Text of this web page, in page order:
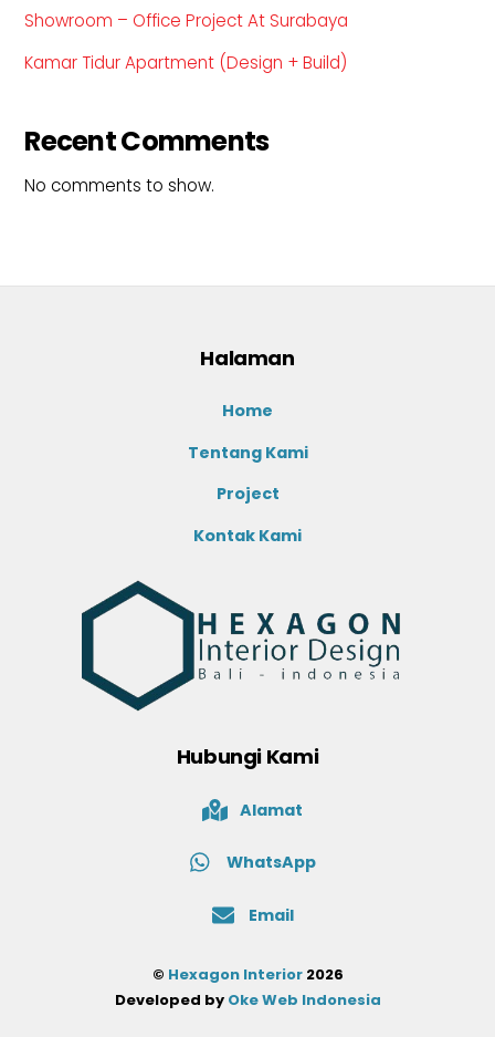
Showroom – Office Project At Surabaya
Kamar Tidur Apartment (Design + Build)
Recent Comments
No comments to show.
Halaman
Home
Tentang Kami
Project
Kontak Kami
Hubungi Kami
Alamat
WhatsApp
Email
© Hexagon Interior2026
Developed by Oke Web Indonesia